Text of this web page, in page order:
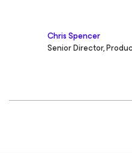
Chris Spencer
Senior Director,